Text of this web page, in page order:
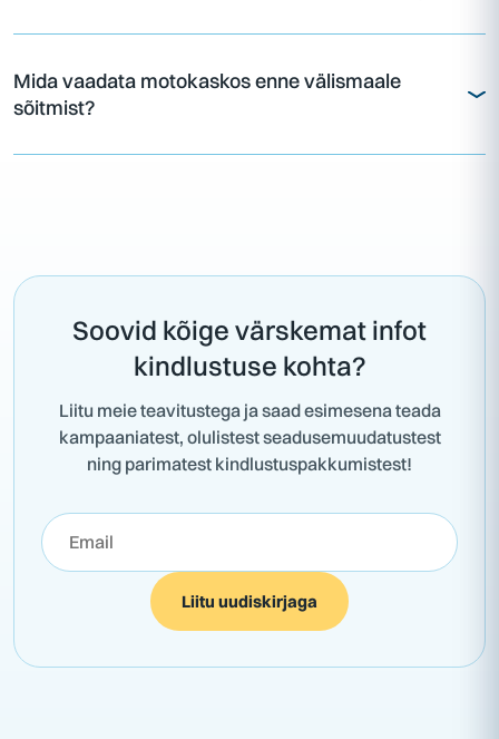
Mida vaadata motokaskos enne välismaale
sõitmist?
Soovid kõige värskemat infot
kindlustuse kohta?
Liitu meie teavitustega ja saad esimesena teada
kampaaniatest, olulistest seadusemuudatustest
ning parimatest kindlustuspakkumistest!
Liitu uudiskirjaga